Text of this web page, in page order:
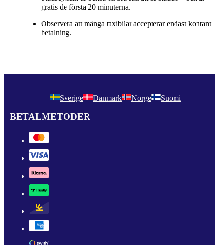
gratis de första 20 minuterna.
Observera att många taxibilar accepterar endast kontant
betalning.
Sverige Danmark Norge Suomi
BETALMETODER